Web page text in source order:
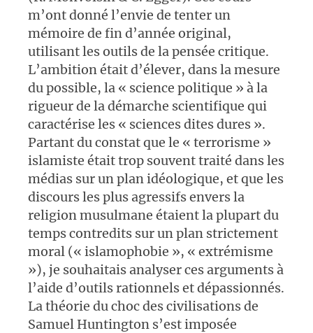
m’ont donné l’envie de tenter un
mémoire de fin d’année original,
utilisant les outils de la pensée critique.
L’ambition était d’élever, dans la mesure
du possible, la « science politique » à la
rigueur de la démarche scientifique qui
caractérise les « sciences dites dures ».
Partant du constat que le « terrorisme »
islamiste était trop souvent traité dans les
médias sur un plan idéologique, et que les
discours les plus agressifs envers la
religion musulmane étaient la plupart du
temps contredits sur un plan strictement
moral (« islamophobie », « extrémisme
»), je souhaitais analyser ces arguments à
l’aide d’outils rationnels et dépassionnés.
La théorie du choc des civilisations de
Samuel Huntington s’est imposée